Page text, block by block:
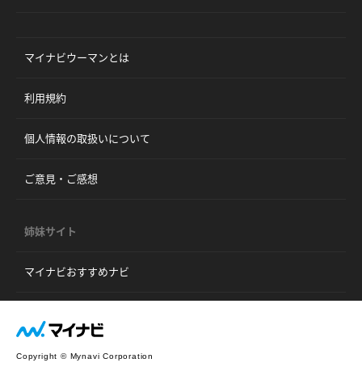
マイナビウーマンとは
利用規約
個人情報の取扱いについて
ご意見・ご感想
姉妹サイト
マイナビおすすめナビ
Copyright © Mynavi Corporation